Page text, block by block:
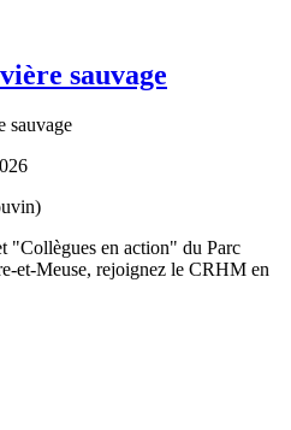
sauvage
"Collègues en action" du Parc
et-Meuse, rejoignez le CRHM en